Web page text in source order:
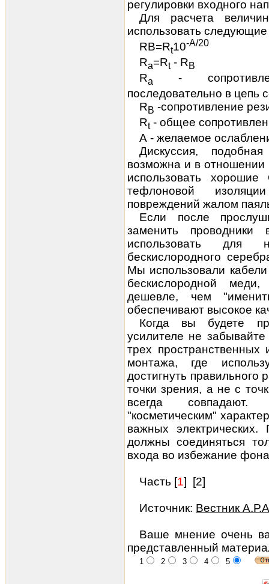
регулировки входного
Для расчета
использовать
RB=Rt10-A/20
Ra=Rt- RB
Ra -
последовательно в цепь
RB -сопротивление
Rt- общее
А - желаемое
Дискуссия,
возможна и в
использовать
тефлоновой
повреждений жалом
Если после
заменить проводники
использовать для
бескислородного
Мы использовали
бескислородной
дешевле, чем
обеспечивают высокое
Когда вы будете
усилителе не
трех пространственных
монтажа, где
достигнуть правильного
точки зрения, а не с
всегда совпадают.
"косметическим"
важных
должны соединяться
входа во избежание
Часть [1] [2]
Источник: Вестник
Ваше мнение очень
представленный
1 2 3 4 5